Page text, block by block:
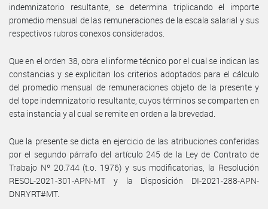
indemnizatorio resultante, se determina triplicando el importe
promedio mensual de las remuneraciones de la escala salarial y sus
respectivos rubros conexos considerados.
Que en el orden 38, obra el informe técnico por el cual se indican las
constancias y se explicitan los criterios adoptados para el cálculo
del promedio mensual de remuneraciones objeto de la presente y
del tope indemnizatorio resultante, cuyos términos se comparten en
esta instancia y al cual se remite en orden a la brevedad.
Que la presente se dicta en ejercicio de las atribuciones conferidas
por el segundo párrafo del artículo 245 de la Ley de Contrato de
Trabajo Nº 20.744 (t.o. 1976) y sus modificatorias, la Resolución
RESOL-2021-301-APN-MT y la Disposición DI-2021-288-APN-
DNRYRT#MT.